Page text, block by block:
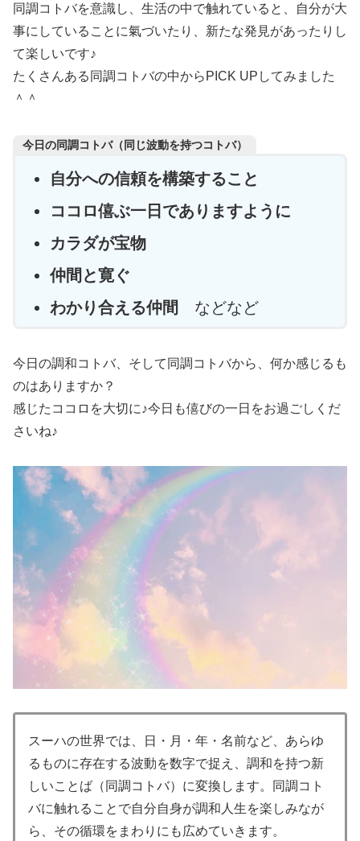
同調コトバを意識し、生活の中で触れていると、自分が大
事にしていることに氣づいたり、新たな発見があったりし
て楽しいです♪
たくさんある同調コトバの中からPICK UPしてみました
＾＾
今日の同調コトバ（同じ波動を持つコトバ）
自分への信頼を構築すること
ココロ僖ぶ一日でありますように
カラダが宝物
仲間と寛ぐ
わかり合える仲間
などなど
今日の調和コトバ、そして同調コトバから、何か感じるも
のはありますか？
感じたココロを大切に♪今日も僖びの一日をお過ごしくだ
さいね♪
スーハの世界では、日・月・年・名前など、あらゆ
るものに存在する波動を数字で捉え、調和を持つ新
しいことば（同調コトバ）に変換します。同調コト
バに触れることで自分自身が調和人生を楽しみなが
ら、その循環をまわりにも広めていきます。